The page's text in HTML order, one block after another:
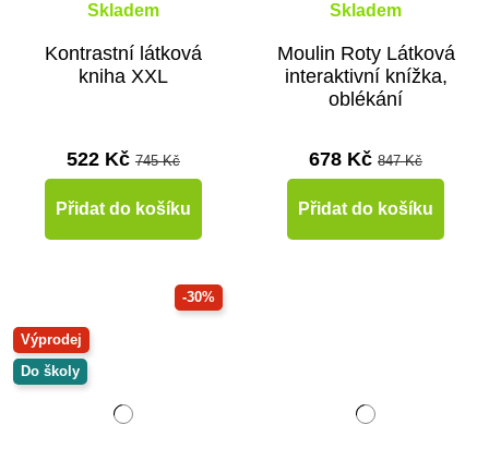
Skladem
Kontrastní látková
kniha XXL
522 Kč 745 Kč
Přidat do košíku
Skladem
Moulin Roty Látková
interaktivní knížka,
oblékání
678 Kč 847 Kč
Přidat do košíku
-30%
Výprodej
Do školy